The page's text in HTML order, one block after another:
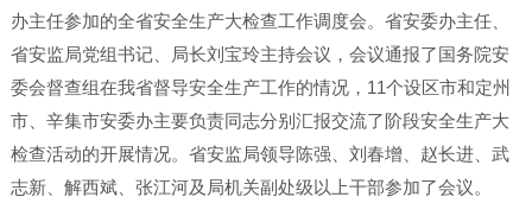
办主任参加的全省安全生产大检查工作调度会。省安委办主任、
省安监局党组书记、局长刘宝玲主持会议，会议通报了国务院安
委会督查组在我省督导安全生产工作的情况，11个设区市和定州
市、辛集市安委办主要负责同志分别汇报交流了阶段安全生产大
检查活动的开展情况。省安监局领导陈强、刘春增、赵长进、武
志新、解西斌、张江河及局机关副处级以上干部参加了会议。